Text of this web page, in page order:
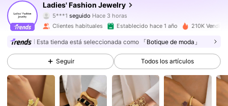
Ladies' Fashion Jewelry
5***1 seguidoHace 3 horas
M***l está navegando
4,87
22K Seguidores
4,87 22K Seguidores
4,87 22K Seguidores
Clientes habituales Establecido hace 1 año 210K
Esta tienda está seleccionada como 「Botique de moda」
Seguir Todos los artículos